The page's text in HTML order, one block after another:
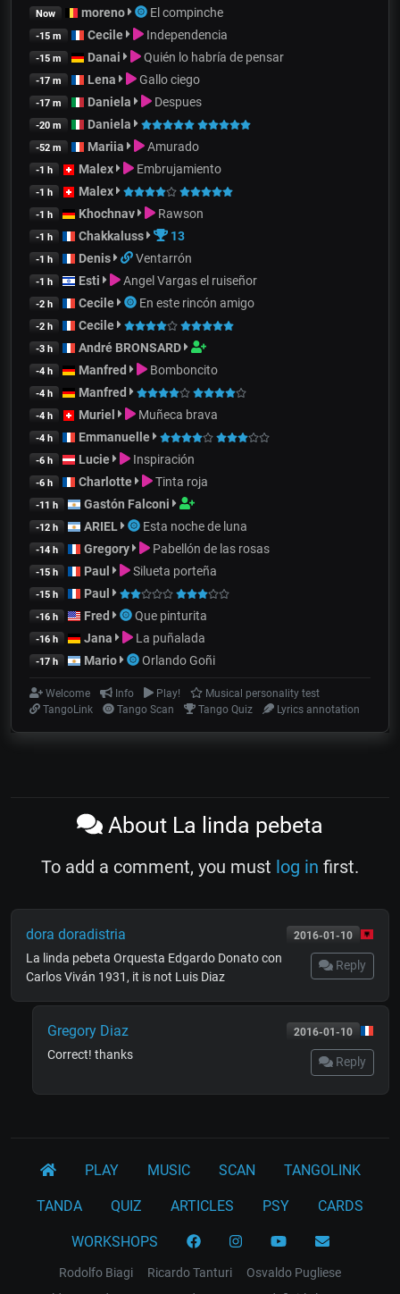
Now moreno El compinche
-15 m Cecile Independencia
-15 m Danai Quién lo habría de pensar
-17 m Lena Gallo ciego
-17 m Daniela Despues
-20 m Daniela
-52 m Mariia Amurado
-1 h Malex Embrujamiento
-1 h Malex
-1 h Khochnav Rawson
-1 h Chakkaluss 13
-1 h Denis Ventarrón
-1 h Esti Angel Vargas el ruiseñor
-2 h Cecile En este rincón amigo
-2 h Cecile
-3 h André BRONSARD
-4 h Manfred Bomboncito
-4 h Manfred
-4 h Muriel Muñeca brava
-4 h Emmanuelle
-6 h Lucie Inspiración
-6 h Charlotte Tinta roja
-11 h Gastón Falconi
-12 h ARIEL Esta noche de luna
-14 h Gregory Pabellón de las rosas
-15 h Paul Silueta porteña
-15 h Paul
-16 h Fred Que pinturita
-16 h Jana La puñalada
-17 h Mario Orlando Goñi
Welcome Info Play!
Musical personality test
TangoLink
Tango Scan Tango Quiz Lyrics annotation
About La linda pebeta
To add a comment, you must log in first.
2016-01-10
dora doradistria
Reply
La linda pebeta Orquesta Edgardo Donato con
Carlos Viván 1931, it is not Luis Diaz
2016-01-10
Gregory Diaz
Reply
Correct! thanks
PLAY MUSIC SCAN TANGOLINK
TANDA QUIZ ARTICLES PSY CARDS
WORKSHOPS
Rodolfo Biagi Ricardo Tanturi
Osvaldo Pugliese